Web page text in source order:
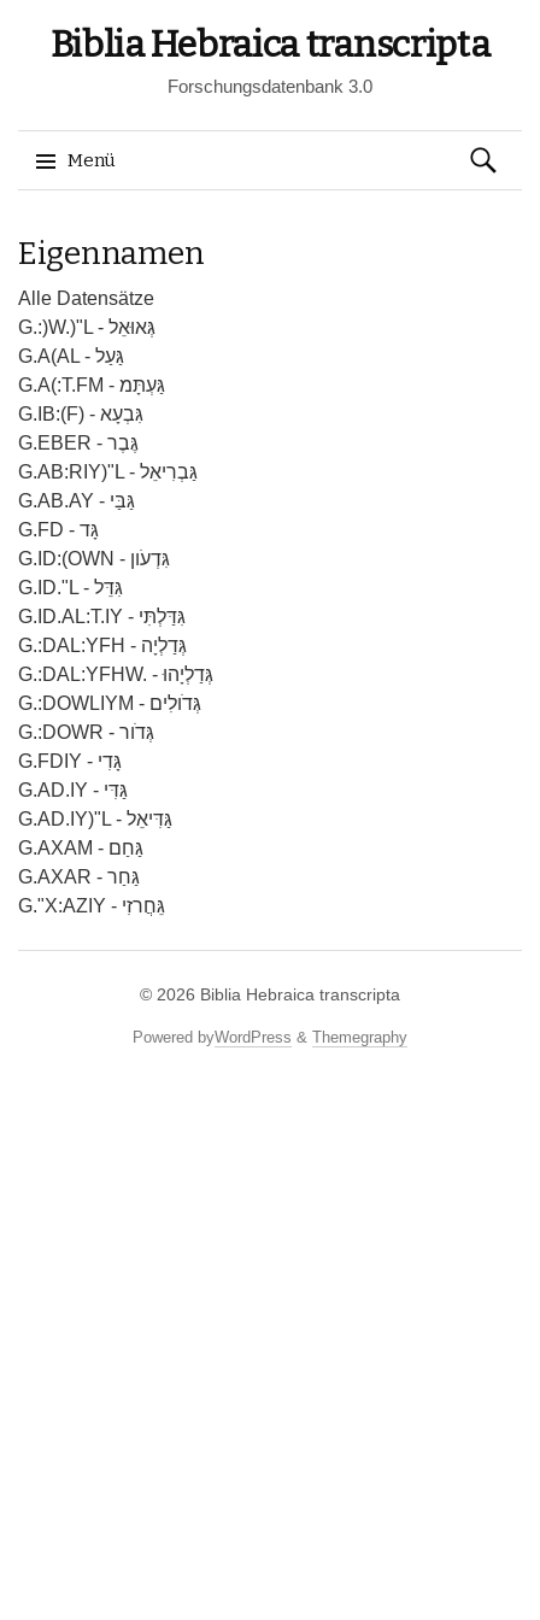
Biblia Hebraica transcripta
Forschungsdatenbank 3.0
Menü
zum
Inhalt
Suchen
nach:
Eigennamen
Alle Datensätze
G.:)W.)"L - גְּאוּאֵל
G.A(AL - גַּעַל
G.A(:T.FM - גַּעְתָּמ
G.IB:(F) - גִּבְעָא
G.EBER - גֶּבֶר
G.AB:RIY)"L - גַּבְרִיאֵל
G.AB.AY - גַּבַּי
G.FD - גָּד
G.ID:(OWN - גִּדְעֹון
G.ID."L - גִּדֵּל
G.ID.AL:T.IY - גִּדַּלְתִּי
G.:DAL:YFH - גְּדַלְיָה
G.:DAL:YFHW. - גְּדַלְיָהוּ
G.:DOWLIYM - גְּדֹולִים
G.:DOWR - גְּדֹור
G.FDIY - גָּדִי
G.AD.IY - גַּדִּי
G.AD.IY)"L - גַּדִּיאֵל
G.AXAM - גַּחַם
G.AXAR - גַּחַר
G."X:AZIY - גֵּחֲרזִי
© 2026 Biblia Hebraica transcripta
Powered byWordPress & Themegraphy